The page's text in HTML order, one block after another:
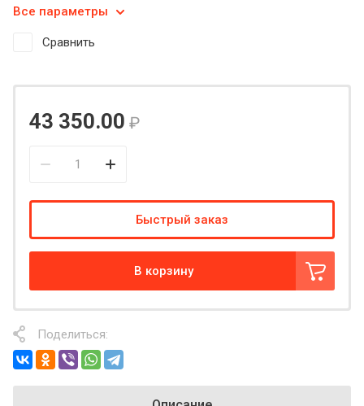
Все параметры
Сравнить
43 350.00 ₽
В корзину
Быстрый заказ
Поделиться: